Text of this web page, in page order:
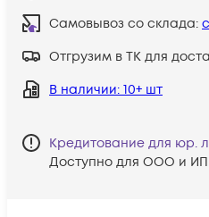
Самовывоз со склада:
Отгрузим в ТК для
В наличии: 10+ шт
Кредитование для юр.
Доступно для ООО и ИП